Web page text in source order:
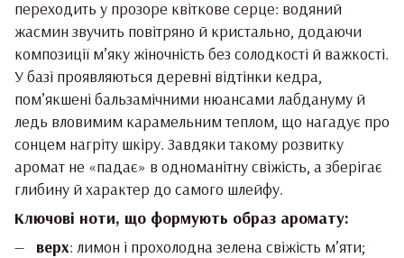
переходить у прозоре квіткове серце: водяний
жасмин звучить повітряно й кристально, додаючи
композиції м’яку жіночність без солодкості й важкості.
У базі проявляються деревні відтінки кедра,
пом’якшені бальзамічними нюансами лабдануму й
ледь вловимим карамельним теплом, що нагадує про
сонцем нагріту шкіру. Завдяки такому розвитку
аромат не «падає» в одноманітну свіжість, а зберігає
глибину й характер до самого шлейфу.
Ключові ноти, що формують образ аромату:
верх: лимон і прохолодна зелена свіжість м’яти;